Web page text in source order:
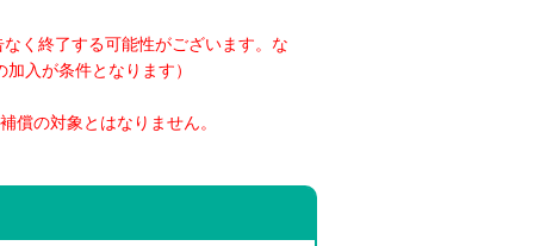
く終了する可能性がございます。な
入が条件となります）
の対象とはなりません。